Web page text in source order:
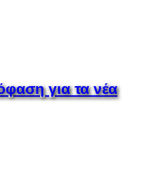
για τα νέα